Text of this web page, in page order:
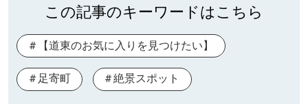
この記事のキーワードはこちら
【道東のお気に入りを見つけたい】
足寄町 絶景スポット